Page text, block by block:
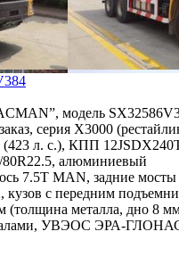
модель
серия X3000
(423 л. с.), КПП
алюминиевый
7.5T MAN, задние
кузов с передним
металла, дно 8
УВЭОС ЭРА-